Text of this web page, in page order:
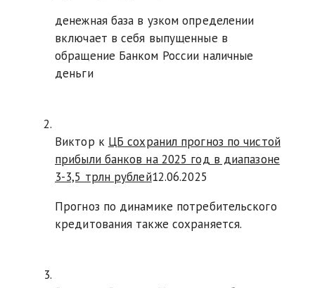
денежная база в узком определении
включает в себя выпущенные в
обращение Банком России наличные
деньги
Виктор к ЦБ сохранил прогноз по чистой
прибыли банков на 2025 год в диапазоне
3-3,5 трлн рублей12.06.2025
Прогноз по динамике потребительского
кредитования также сохраняется.